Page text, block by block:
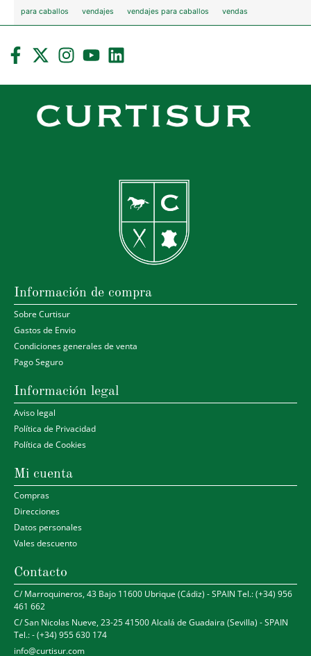
para caballos
vendajes vendajes para caballos vendas
Información de compra
Sobre Curtisur
Gastos de Envio
Condiciones generales de venta
Pago Seguro
Información legal
Aviso legal
Política de Privacidad
Política de Cookies
Mi cuenta
Compras
Direcciones
Datos personales
Vales descuento
Contacto
C/ Marroquineros, 43 Bajo 11600 Ubrique (Cádiz) - SPAIN Tel.: (+34) 956
461 662
C/ San Nicolas Nueve, 23-25 41500 Alcalá de Guadaira (Sevilla) - SPAIN
Tel.: - (+34) 955 630 174
info@curtisur.com